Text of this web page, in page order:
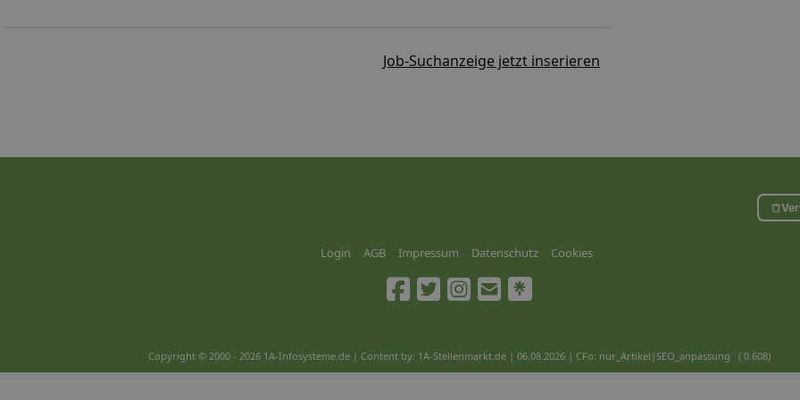
Job-Suchanzeige jetzt inserieren
Login AGB Impressum Datenschutz Cookies
Copyright © 2000 - 2026 1A-Infosysteme.de | Content by: 1A-Stellenmarkt.de | 06.08.2026 | CFo: nur_Artikel|SEO_anpassung ( 0.608)